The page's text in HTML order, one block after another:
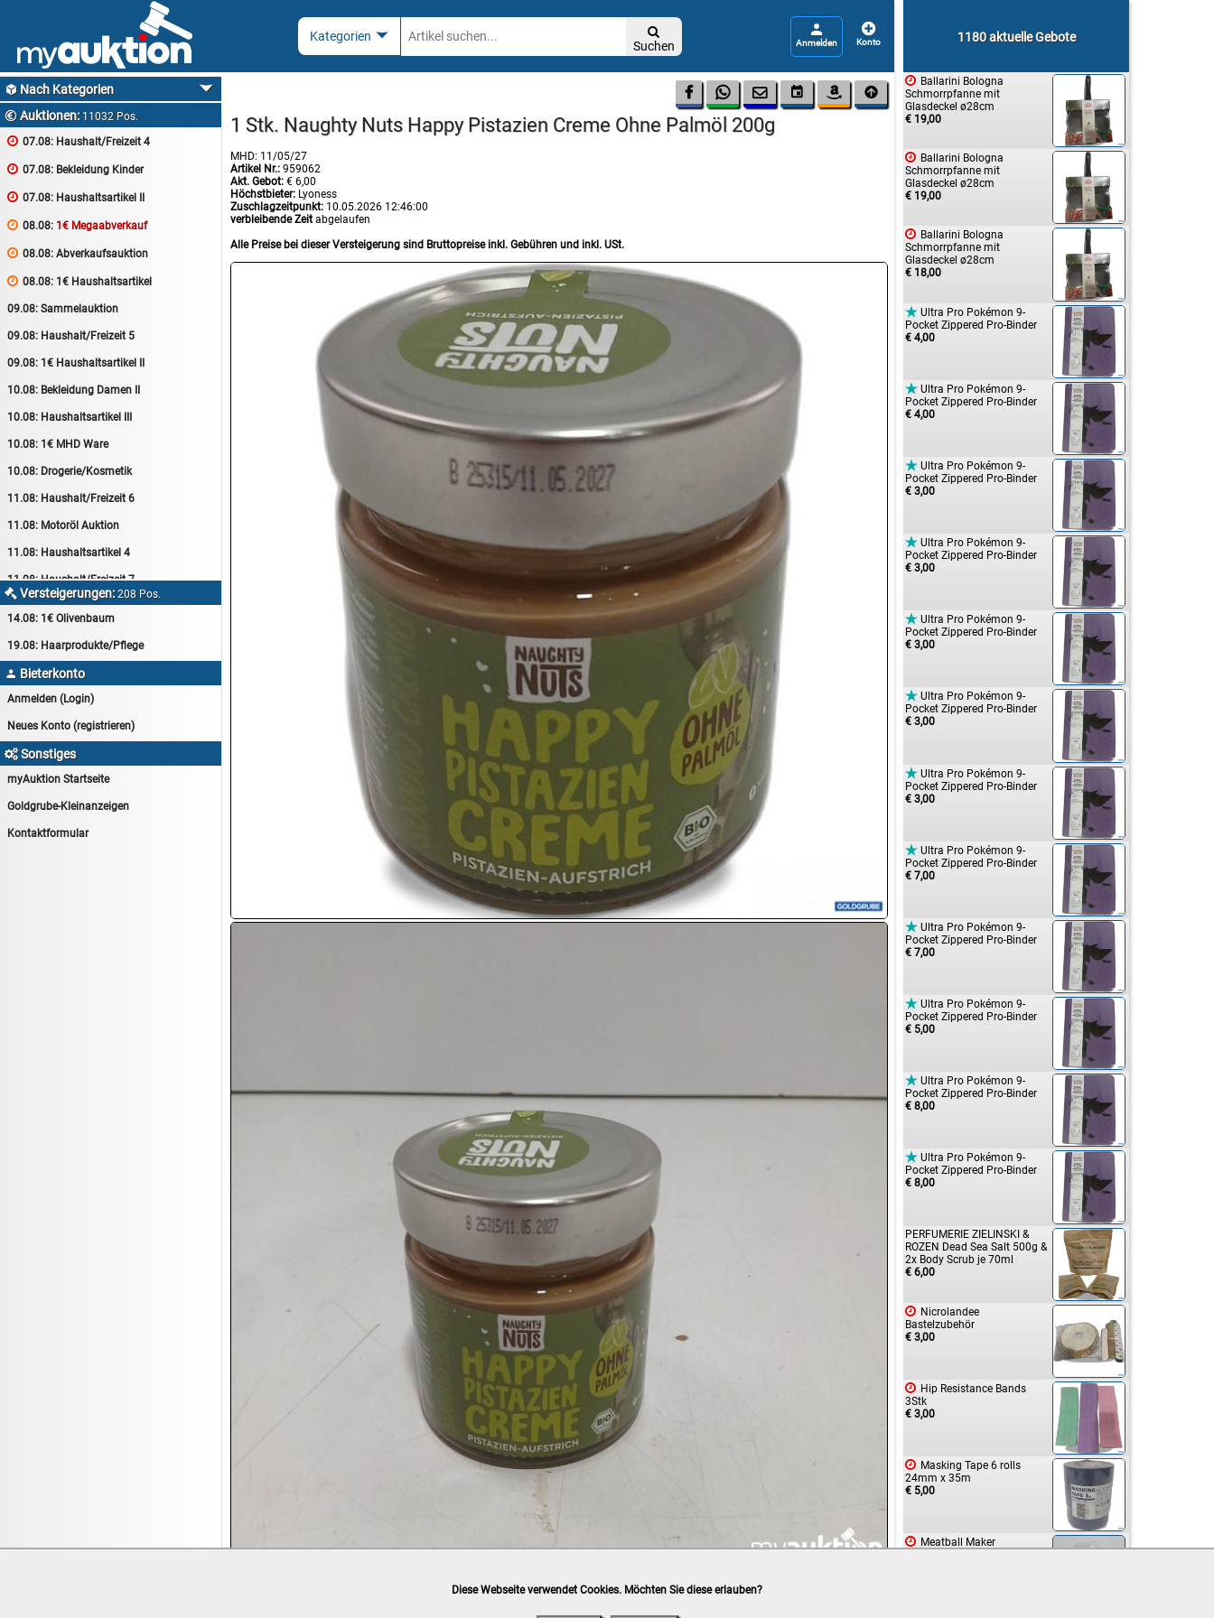

Suchen
 
 Nach Kategorien
 Auktionen: 11032 Pos.
 07.08: Haushalt/Freizeit 4
 07.08: Bekleidung Kinder
 07.08: Haushaltsartikel II
 08.08: 1€ Megaabverkauf
 08.08: Abverkaufsauktion
 08.08: 1€ Haushaltsartikel
09.08: Sammelauktion
09.08: Haushalt/Freizeit 5
09.08: 1€ Haushaltsartikel II
10.08: Bekleidung Damen II
10.08: Haushaltsartikel III
10.08: 1€ MHD Ware
10.08: Drogerie/Kosmetik
11.08: Haushalt/Freizeit 6
11.08: Motoröl Auktion
11.08: Haushaltsartikel 4
11.08:Haushalt/Freizeit 7
12.08:Sammelauktion
12.08:Pralinen Auktion
12.08:Haushalt/Freizeit
13.08:1€ Totalabverkauf
13.08:Haushalt/Freizeit II
 Versteigerungen:208 Pos.
14.08: 1€ Olivenbaum
19.08: Haarprodukte/Pflege
 Bieterkonto
Anmelden (Login)
Neues Konto (registrieren)
Sonstiges
myAuktion Startseite
Goldgrube-Kleinanzeigen
Kontaktformular
1180 aktuelle Gebote
 Ballarini Bologna
Schmorrpfanne mit
Glasdeckel ø28cm
€ 19,00
 Ballarini Bologna
Schmorrpfanne mit
Glasdeckel ø28cm
€ 19,00
 Ballarini Bologna
Schmorrpfanne mit
Glasdeckel ø28cm
€ 18,00
 Ultra Pro Pokémon 9-
Pocket Zippered Pro-Binder
€ 4,00
 Ultra Pro Pokémon 9-
Pocket Zippered Pro-Binder
€ 4,00
 Ultra Pro Pokémon 9-
Pocket Zippered Pro-Binder
€ 3,00
 Ultra Pro Pokémon 9-
Pocket Zippered Pro-Binder
€ 3,00
 Ultra Pro Pokémon 9-
Pocket Zippered Pro-Binder
€ 3,00
 Ultra Pro Pokémon 9-
Pocket Zippered Pro-Binder
€ 3,00
 Ultra Pro Pokémon 9-
Pocket Zippered Pro-Binder
€ 3,00
 Ultra Pro Pokémon 9-
Pocket Zippered Pro-Binder
€ 7,00
 Ultra Pro Pokémon 9-
Pocket Zippered Pro-Binder
€ 7,00
 Ultra Pro Pokémon 9-
Pocket Zippered Pro-Binder
€ 5,00
 Ultra Pro Pokémon 9-
Pocket Zippered Pro-Binder
€ 8,00
 Ultra Pro Pokémon 9-
Pocket Zippered Pro-Binder
€ 8,00
PERFUMERIE ZIELINSKI &
ROZEN Dead Sea Salt 500g &
2x Body Scrub je 70ml
€ 6,00
 Nicrolandee
Bastelzubehör
€ 3,00
 Hip Resistance Bands
3Stk
€ 3,00
 Masking Tape 6 rolls
24mm x 35m
€ 5,00
 Meatball Maker
     
1 Stk. Naughty Nuts Happy Pistazien Creme Ohne Palmöl 200g
MHD: 11/05/27
Artikel Nr.: 959062
Akt. Gebot: € 6,00
Höchstbieter: Lyoness
Zuschlagzeitpunkt: 10.05.2026 12:46:00
verbleibende Zeit abgelaufen
Alle Preise bei dieser Versteigerung sind Bruttopreise inkl. Gebühren und inkl. USt.
Diese Webseite verwendet Cookies. Möchten Sie diese erlauben?